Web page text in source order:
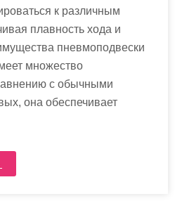
к различным
плавность хода и
пневмоподвески
множество
с обычными
она обеспечивает